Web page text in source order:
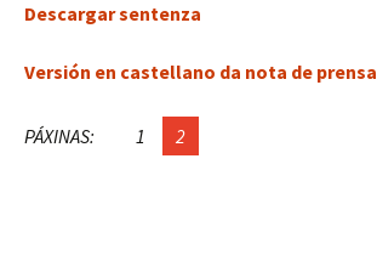
Descargar sentenza
Versión en castellano da nota de prensa
PÁXINAS: 1 2